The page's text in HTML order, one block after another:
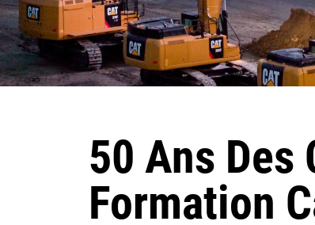
50 Ans Des
Formation